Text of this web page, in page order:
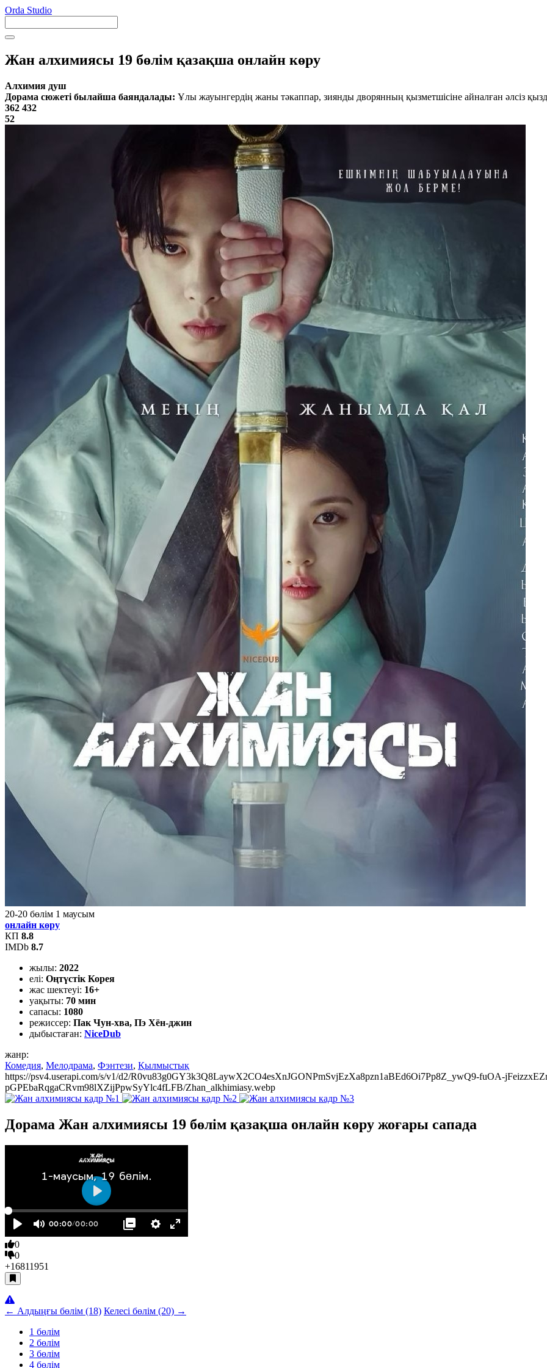
Orda Studio
Жан алхимиясы 19 бөлім қазақша онлайн көру
Алхимия душ
Дорама сюжеті былайша баяндалады: Ұлы жауынгердің жаны тәкаппар, зиянды дворянның қызметшісіне айналған әлсіз
362 432
52
20-20 бөлім 1 маусым
онлайн көру
КП 8.8
IMDb 8.7
жылы: 2022
елі: Оңтүстік Корея
жас шектеуі: 16+
уақыты: 70 мин
сапасы: 1080
режиссер: Пак Чун-хва, Пэ Хён-джин
дыбыстаған: NiceDub
жанр:
Комедия, Мелодрама, Фэнтези, Қылмыстық
https://psv4.userapi.com/s/v1/d2/R0vu83g0GY3k3Q8LaywX2CO4esXnJGONPmSvjEzXa8pzn1aBEd6Oi7Pp8Z_ywQ9-fuOA-
pGPEbaRqgaCRvm98lXZijPpwSyYlc4fLFB/Zhan_alkhimiasy.webp
Дорама Жан алхимиясы 19 бөлім қазақша онлайн көру жоғары сапада
0
0
+16811951
← Алдыңғы бөлім (18) Келесі бөлім (20) →
1 бөлім
2 бөлім
3 бөлім
4 бөлім